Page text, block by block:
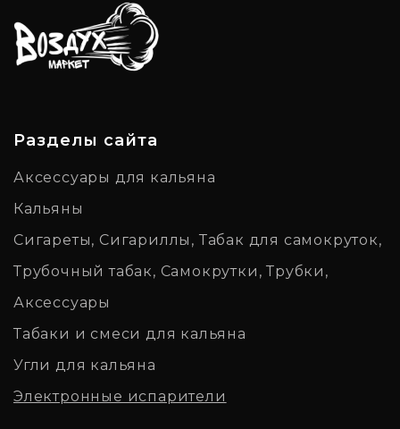
Разделы сайта
Аксессуары для кальяна
Кальяны
Сигареты, Сигариллы, Табак для самокруток,
Трубочный табак, Самокрутки, Трубки,
Аксессуары
Табаки и смеси для кальяна
Угли для кальяна
Электронные испарители